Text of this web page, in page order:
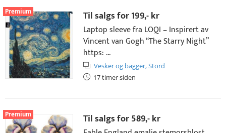
Premium Til salgs for199,- kr
Laptop sleeve fra LOQI – Inspirert av
Vincent van Gogh “The Starry Night”
https: ...
Vesker og bagger,Stord
17 timer siden
Premium Til salgs for589,- kr